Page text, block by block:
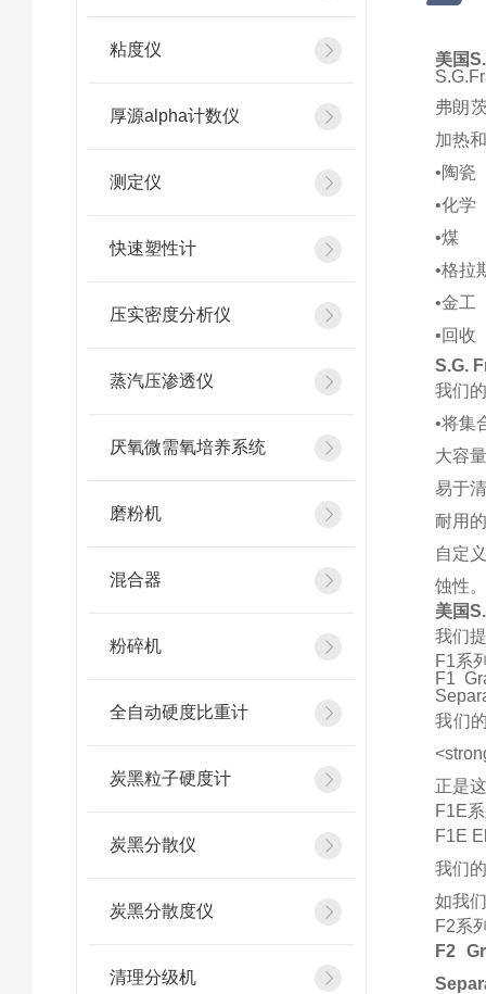
粘度仪
厚源alpha计数仪
测定仪
快速塑性计
压实密度分析仪
蒸汽压渗透仪
厌氧微需氧培养系统
磨粉机
混合器
粉碎机
全自动硬度比重计
炭黑粒子硬度计
炭黑分散仪
炭黑分散度仪
清理分级机
美国
弗朗
加热
•陶瓷
•化学
•煤
•格拉
•金工
•回收
S.G.
我们
•将集
大容
易于
耐用
自定
蚀性
美国
我们
F1系
F1
我们
正是
F1E
F1E
我们
如我
F2系
F2